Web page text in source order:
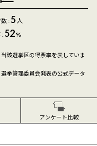
:5人
:52 %
該選挙区の得票率を表していま
挙管理委員会発表の公式データ
アンケート比較